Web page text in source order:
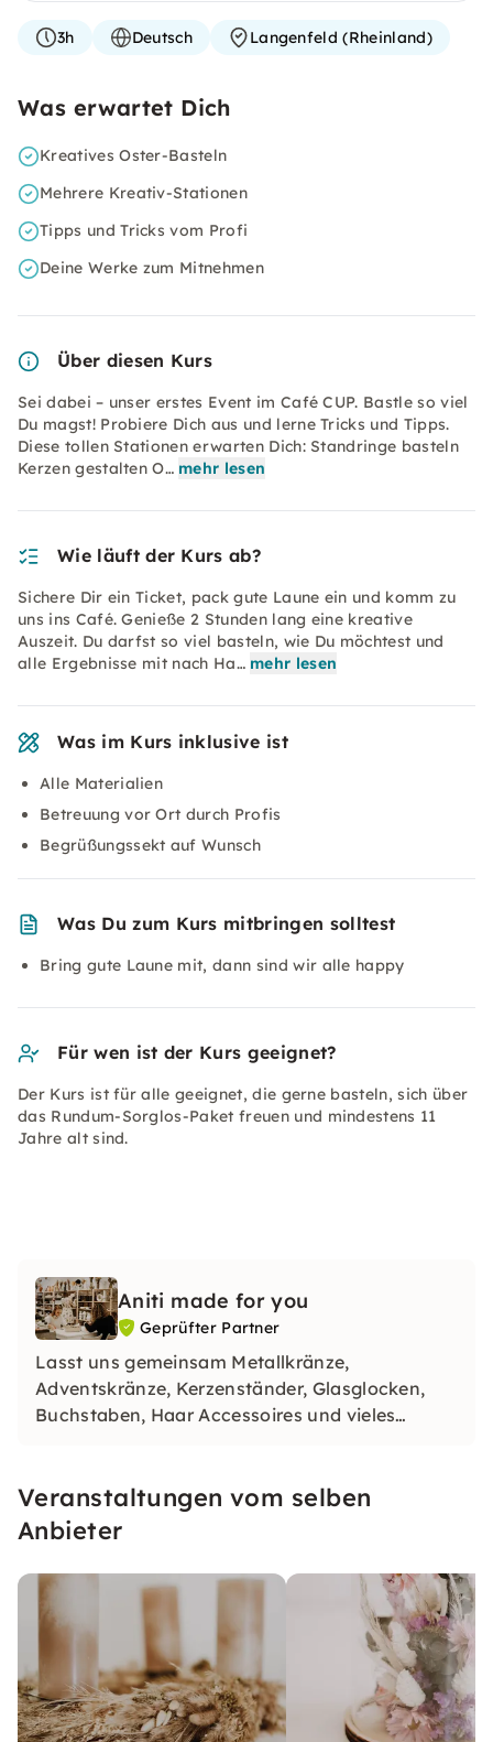
3h Deutsch Langenfeld (Rheinland)
Was erwartet Dich
Kreatives Oster-Basteln
Mehrere Kreativ-Stationen
Tipps und Tricks vom Profi
Deine Werke zum Mitnehmen
Über diesen Kurs
Sei dabei – unser erstes Event im Café CUP. Bastle so viel
Du magst! Probiere Dich aus und lerne Tricks und Tipps.
Diese tollen Stationen erwarten Dich: Standringe basteln
Kerzen gestalten O… mehr lesen
Wie läuft der Kurs ab?
Sichere Dir ein Ticket, pack gute Laune ein und komm zu
uns ins Café. Genieße 2 Stunden lang eine kreative
Auszeit. Du darfst so viel basteln, wie Du möchtest und
alle Ergebnisse mit nach Ha… mehr lesen
Was im Kurs inklusive ist
Alle Materialien
Betreuung vor Ort durch Profis
Begrüßungssekt auf Wunsch
Was Du zum Kurs mitbringen solltest
Bring gute Laune mit, dann sind wir alle happy
Für wen ist der Kurs geeignet?
Der Kurs ist für alle geeignet, die gerne basteln, sich über
das Rundum-Sorglos-Paket freuen und mindestens 11
Jahre alt sind.
Aniti made for you
Geprüfter Partner
Lasst uns gemeinsam Metallkränze,
Adventskränze, Kerzenständer, Glasglocken,
Buchstaben, Haar Accessoires und vieles
JGA, Babyparty, Geburtstag, Weihnachtsfeier
oder Firmenevent
Veranstaltungen vom selben
Anbieter